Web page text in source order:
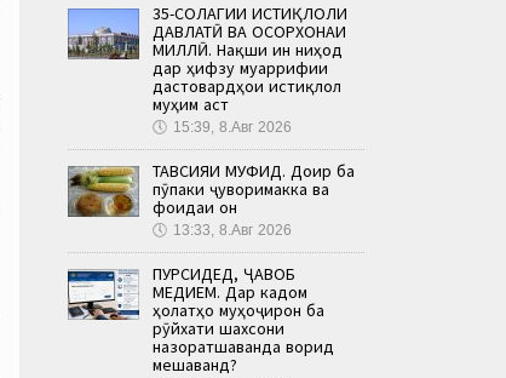
35-СОЛАГИИ ИСТИҚЛОЛИ
ДАВЛАТӢ ВА ОСОРХОНАИ
МИЛЛӢ. Нақши ин ниҳод
дар ҳифзу муаррифии
дастовардҳои истиқлол
муҳим аст
🕔 15:39, 8.Авг 2026
ТАВСИЯИ МУФИД. Доир ба
пӯпаки ҷуворимакка ва
фоидаи он
🕔 13:33, 8.Авг 2026
ПУРСИДЕД, ҶАВОБ
МЕДИҲЕМ. Дар кадом
ҳолатҳо муҳоҷирон ба
рӯйхати шахсони
назоратшаванда ворид
мешаванд?